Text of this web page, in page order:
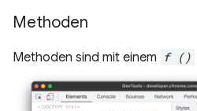
Methoden
Methoden sind mit einem f ()